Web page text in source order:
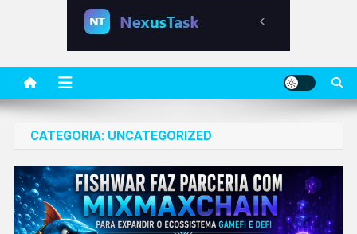
CATEGORIA: UNCATEGORIZED